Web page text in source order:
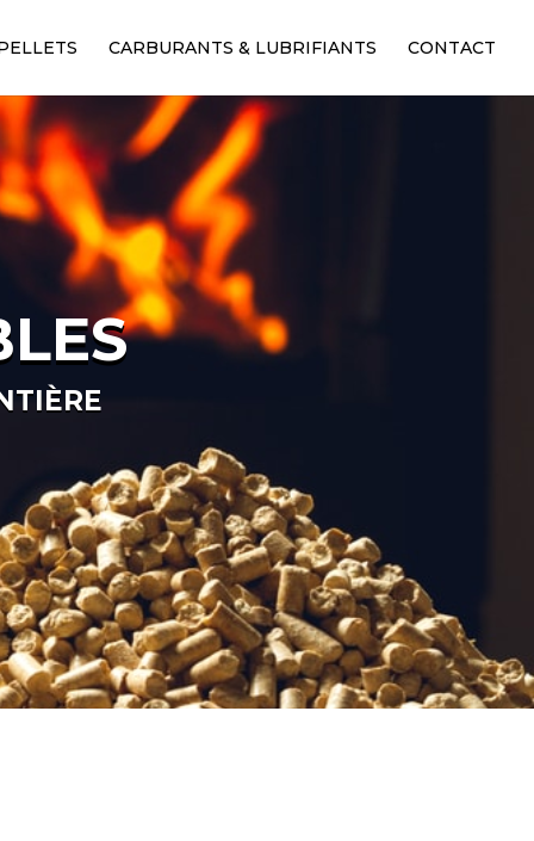
CARBURANTS & LUBRIFIANTS CONTACT